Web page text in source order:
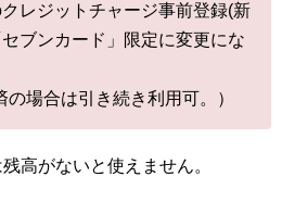
レジットチャージ事前登録(新
ブンカード」限定に変更にな
の場合は引き続き利用可。）
高がないと使えません。